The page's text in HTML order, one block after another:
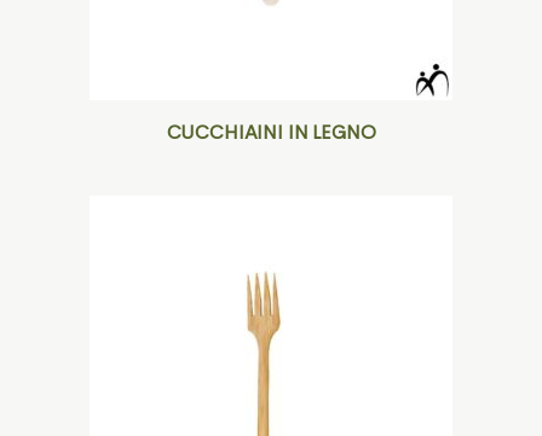
CUCCHIAINI IN LEGNO